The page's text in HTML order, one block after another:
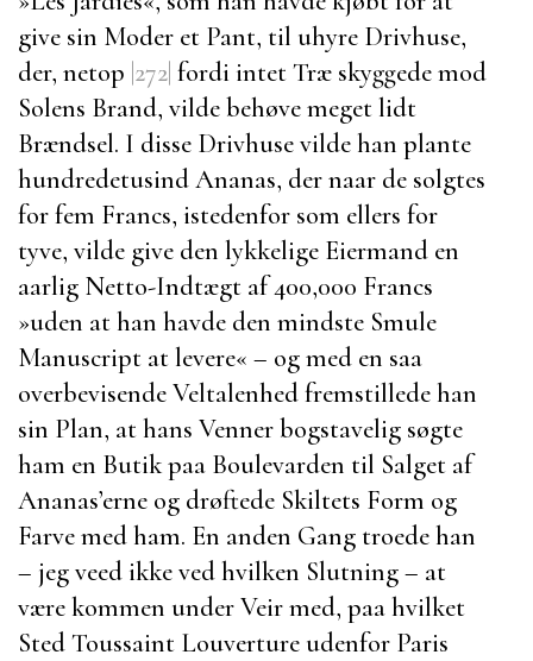
give sin Moder et Pant, til uhyre Drivhuse,
der, netop |272| fordi intet Træ skyggede mod
Solens Brand, vilde behøve meget lidt
Brændsel. I disse Drivhuse vilde han plante
hundredetusind Ananas, der naar de solgtes
for fem Francs, istedenfor som ellers for
tyve, vilde give den lykkelige Eiermand en
aarlig Netto-Indtægt af 400,000 Francs
»uden at han havde den mindste Smule
Manuscript at levere« – og med en saa
overbevisende Veltalenhed fremstillede han
sin Plan, at hans Venner bogstavelig søgte
ham en Butik paa Boulevarden til Salget af
Ananas’erne og drøftede Skiltets Form og
Farve med ham. En anden Gang troede han
– jeg veed ikke ved hvilken Slutning – at
være kommen under Veir med, paa hvilket
StedToussaint Louverture udenfor Paris